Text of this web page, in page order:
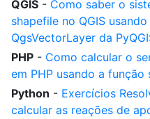
QGIS - Como saber o
shapefile no QGIS
QgsVectorLayer da
PHP - Como calcular o
em PHP usando a função
Python - Exercícios
calcular as reações de